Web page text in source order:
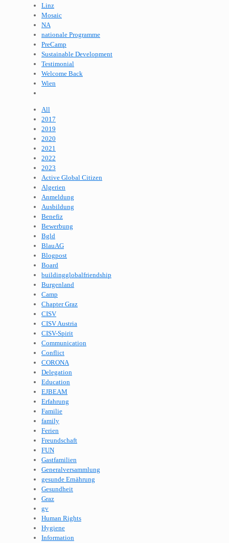
Linz
Mosaic
NA
nationale Programme
PreCamp
Sustainable Development
Testimonial
Welcome Back
Wien
All
2017
2019
2020
2021
2022
2023
Active Global Citizen
Algerien
Anmeldung
Ausbildung
Benefiz
Bewerbung
Bgld
BlauAG
Blogpost
Board
buildingglobalfriendship
Burgenland
Camp
Chapter Graz
CISV
CISV Austria
CISV-Spirit
Communication
Conflict
CORONA
Delegation
Education
EJBEAM
Erfahrung
Familie
family
Ferien
Freundschaft
FUN
Gastfamilien
Generalversammlung
gesunde Ernährung
Gesundheit
Graz
gv
Human Rights
Hygiene
Information